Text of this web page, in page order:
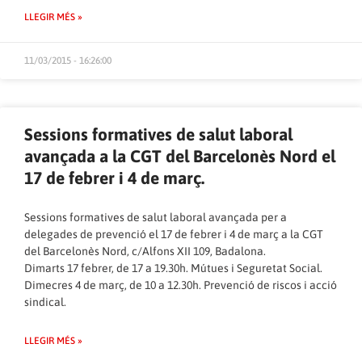
LLEGIR MÉS »
11/03/2015 - 16:26:00
Sessions formatives de salut laboral
avançada a la CGT del Barcelonès Nord el
17 de febrer i 4 de març.
Sessions formatives de salut laboral avançada per a
delegades de prevenció el 17 de febrer i 4 de març a la CGT
del Barcelonès Nord, c/Alfons XII 109, Badalona.
Dimarts 17 febrer, de 17 a 19.30h. Mútues i Seguretat Social.
Dimecres 4 de març, de 10 a 12.30h. Prevenció de riscos i acció
sindical.
LLEGIR MÉS »